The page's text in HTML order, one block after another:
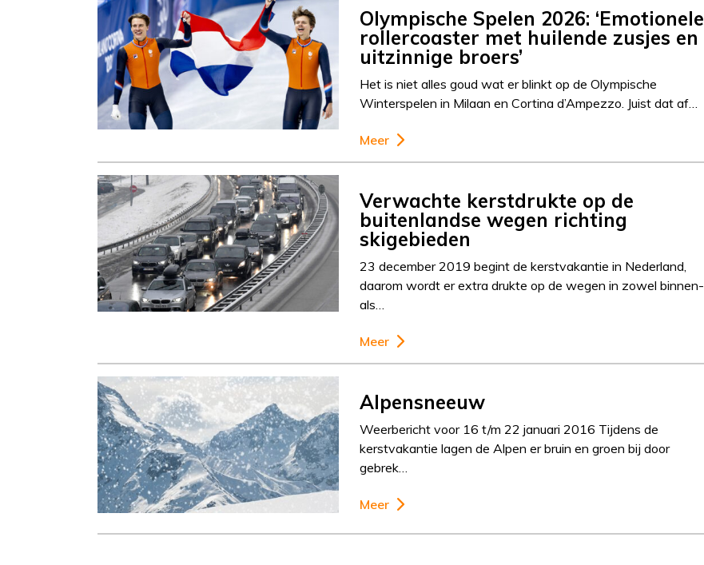
Olympische Spelen 2026: ‘Emotionele
rollercoaster met huilende zusjes en
uitzinnige broers’
Het is niet alles goud wat er blinkt op de Olympische
Winterspelen in Milaan en Cortina d’Ampezzo. Juist dat af…
Meer
Verwachte kerstdrukte op de
buitenlandse wegen richting
skigebieden
23 december 2019 begint de kerstvakantie in Nederland,
daarom wordt er extra drukte op de wegen in zowel binnen-
als…
Meer
Alpensneeuw
Weerbericht voor 16 t/m 22 januari 2016 Tijdens de
kerstvakantie lagen de Alpen er bruin en groen bij door
gebrek…
Meer